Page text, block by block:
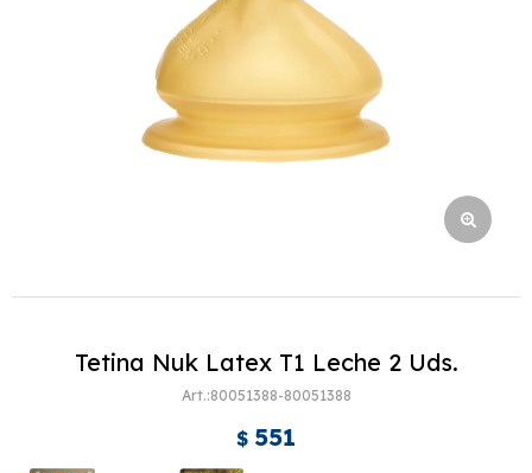
Tetina Nuk Latex T1 Leche 2 Uds.
80051388-80051388
$ 551